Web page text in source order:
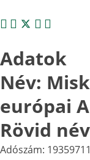
Adatok
Név:
európai
Rövid
Adószám: